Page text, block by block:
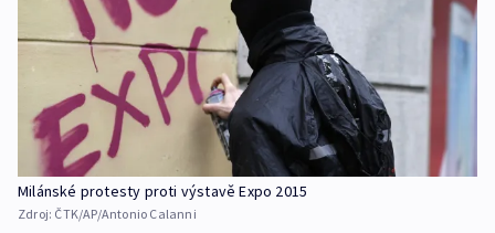
Milánské protesty proti výstavě Expo 2015
Zdroj: ČTK/AP/Antonio Calanni